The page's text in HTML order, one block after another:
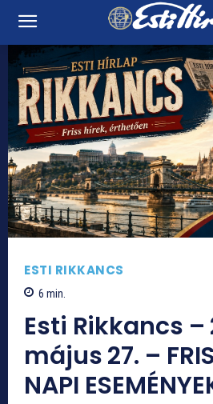
ESTI RIKKANCS
6 min.
Esti Rikkancs –
május 27. –
NAPI